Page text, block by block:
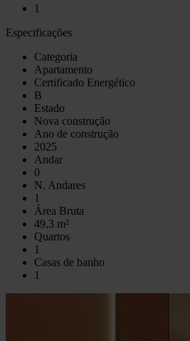
1
Especificações
Categoria
Apartamento
Certificado Energético
B
Estado
Nova construção
Ano de construção
2025
Andar
0
N. Andares
1
Área Bruta
49,3 m²
Quartos
1
Casas de banho
1